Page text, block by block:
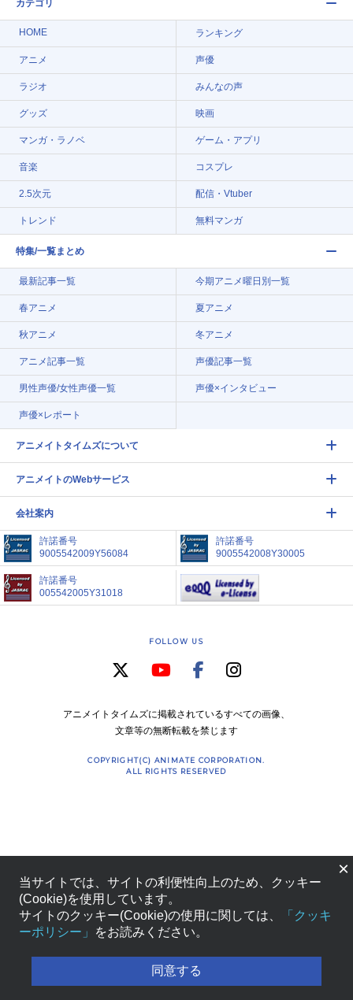
カテゴリ
HOME ランキング
アニメ 声優
ラジオ みんなの声
グッズ 映画
マンガ・ラノベ ゲーム・アプリ
音楽 コスプレ
2.5次元 配信・Vtuber
トレンド 無料マンガ
特集/一覧まとめ
最新記事一覧 今期アニメ曜日別一覧
春アニメ 夏アニメ
秋アニメ 冬アニメ
アニメ記事一覧 声優記事一覧
男性声優/女性声優一覧 声優×インタビュー
声優×レポート
アニメイトタイムズについて
アニメイトのWebサービス
会社案内
許諾番号
9005542009Y56084
許諾番号
9005542008Y30005
許諾番号
005542005Y31018
FOLLOW US
アニメイトタイムズに掲載されているすべての画像、
文章等の無断転載を禁じます
COPYRIGHT(C) ANIMATE CORPORATION.
ALL RIGHTS RESERVED
×
当サイトでは、サイトの利便性向上のため、クッキー
(Cookie)を使用しています。
サイトのクッキー(Cookie)の使用に関しては、
「クッキ
ーポリシー」
をお読みください。
同意する